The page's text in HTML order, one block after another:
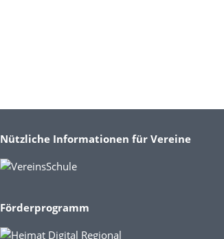
Nützliche Informationen für Vereine
Förderprogramm